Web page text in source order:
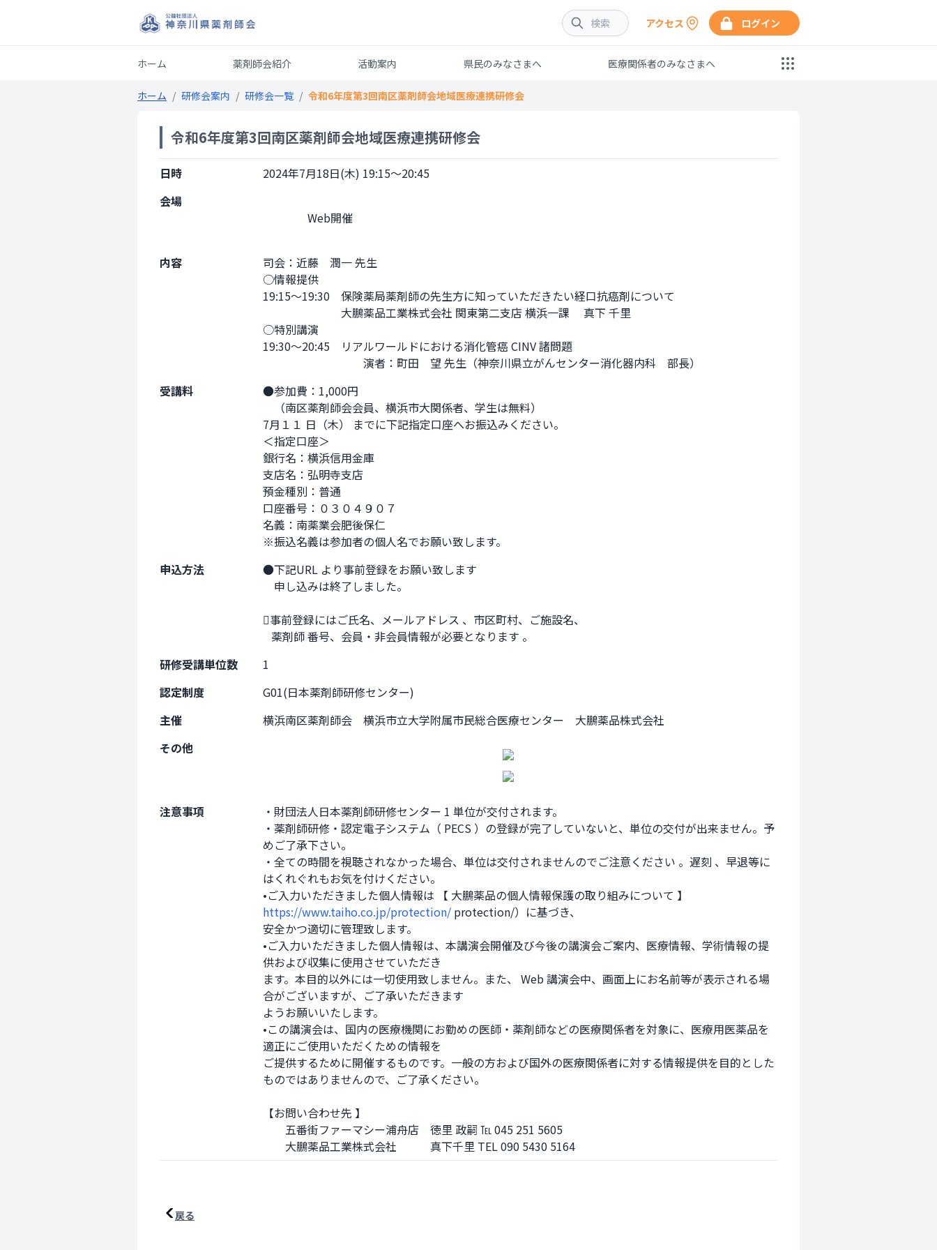
アクセス ログイン
ホーム 薬剤師会紹介 活動案内 県民のみなさまへ 医療関係者のみなさまへ
ホーム / 研修会案内 / 研修会一覧 / 令和6年度第3回南区薬剤師会地域医療連携研修会
令和6年度第3回南区薬剤師会地域医療連携研修会
日時
2024年7月18日(木) 19:15～20:45
会場
内容
司会：近藤　潤一 先生
○情報提供
19:15～19:30　保険薬局薬剤師の先生方に知っていただきたい経口抗癌剤について
大鵬薬品工業株式会社 関東第二支店 横浜一課　 真下 千里
○特別講演
19:30～20:45　リアルワールドにおける消化管癌 CINV 諸問題
演者：町田　望 先生（神奈川県立がんセンター消化器内科　部長）
受講料
●参加費：1,000円
（南区薬剤師会会員、横浜市大関係者、学生は無料）
7月１１ 日（木） までに下記指定口座へお振込みください。
＜指定口座＞
銀行名：横浜信用金庫
支店名：弘明寺支店
預金種別：普通
口座番号：０３０４９０７
名義：南薬業会肥後保仁
※振込名義は参加者の個人名でお願い致します。
申込方法
●下記URL より事前登録をお願い致します
申し込みは終了しました。
事前登録にはご氏名、メールアドレス 、市区町村、ご施設名、
   薬剤師 番号、会員・非会員情報が必要となります 。
研修受講単位数
1
認定制度
G01(日本薬剤師研修センター)
主催
横浜南区薬剤師会 横浜市立大学附属市民総合医療センター 大鵬薬品株式会社
その他
注意事項
・財団法人日本薬剤師研修センター 1 単位が交付されます。
・薬剤師研修・認定電子システム（ PECS ）の登録が完了していないと、単位の交付が出来ません。予
めご了承下さい。
・全ての時間を視聴されなかった場合、単位は交付されませんのでご注意ください 。遅刻 、早退等に
はくれぐれもお気を付けください。
https://www.taiho.co.jp/protection/ protection/）に基づき、
安全かつ適切に管理致します。
•ご入力いただきました個人情報は、本講演会開催及び今後の講演会ご案内、医療情報、学術情報の提
供および収集に使用させていただき
ます。本目的以外には一切使用致しません。また、 Web 講演会中、画面上にお名前等が表示される場
合がございますが、ご了承いただきます
ようお願いいたします。
•この講演会は、国内の医療機関にお勤めの医師・薬剤師などの医療関係者を対象に、医療用医薬品を
適正にご使用いただくための情報を
ご提供するために開催するものです。一般の方および国外の医療関係者に対する情報提供を目的とした
ものではありませんので、ご了承ください。
【お問い合わせ先 】
五番街ファーマシー浦舟店　徳里 政嗣 ℡ 045 251 5605
大鵬薬品工業株式会社　　　真下千里 TEL 090 5430 5164
戻る